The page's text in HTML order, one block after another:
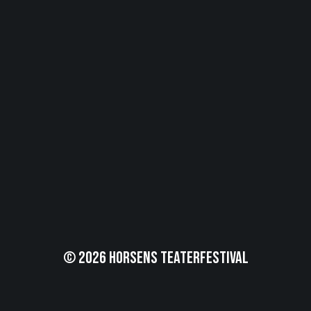
© 2026 Horsens Teaterfestival